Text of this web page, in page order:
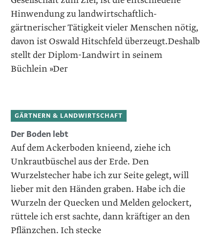
Hinwendung zu landwirtschaftlich-
gärtnerischer Tätigkeit vieler Menschen nötig,
davon ist Oswald Hitschfeld überzeugt.Deshalb
stellt der Diplom-Landwirt in seinem
Büchlein »Der
GÄRTNERN & LANDWIRTSCHAFT
Der Boden lebt
Auf dem Ackerboden knieend, ziehe ich
Unkrautbüschel aus der Erde. Den
Wurzelstecher habe ich zur Seite gelegt, will
lieber mit den Händen graben. Habe ich die
Wurzeln der Quecken und Melden gelockert,
rüttele ich erst sachte, dann kräftiger an den
Pflänzchen. Ich stecke